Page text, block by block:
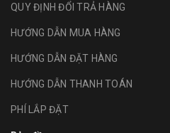
QUY ĐỊNH ĐỔI TRẢ HÀNG
HƯỚNG DẪN MUA HÀNG
HƯỚNG DẪN ĐẶT HÀNG
HƯỚNG DẪN THANH TOÁN
PHÍ LẮP ĐẶT